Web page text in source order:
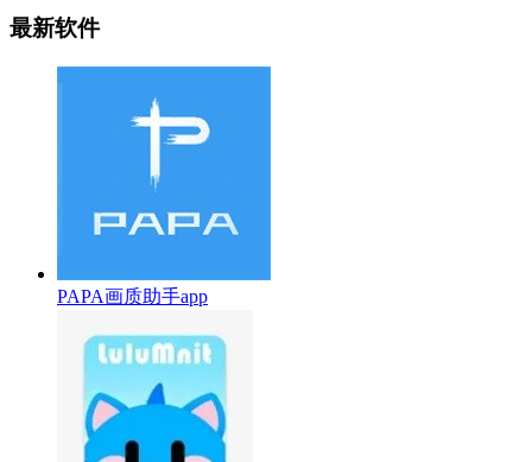
最新软件
PAPA画质助手app